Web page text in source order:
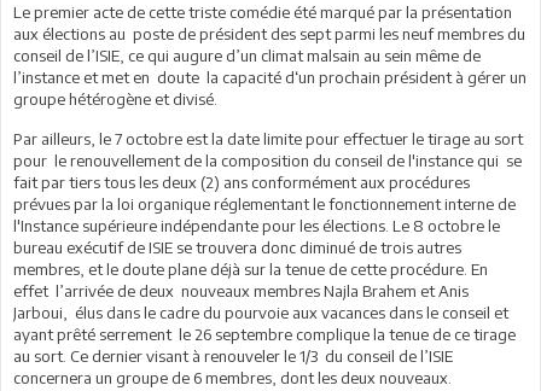
Le premier acte de cette triste comédie été marqué par la présentation
aux élections au poste de président des sept parmi les neuf membres du
conseil de l’ISIE, ce qui augure d’un climat malsain au sein même de
l’instance et met en doute la capacité d‘un prochain président à gérer un
groupe hétérogène et divisé.
Par ailleurs, le 7 octobre est la date limite pour effectuer le tirage au sort
pour le renouvellement de la composition du conseil de l'instance qui se
fait par tiers tous les deux (2) ans conformément aux procédures
prévues par la loi organique réglementant le fonctionnement interne de
l'Instance supérieure indépendante pour les élections. Le 8 octobre le
bureau exécutif de ISIE se trouvera donc diminué de trois autres
membres, et le doute plane déjà sur la tenue de cette procédure. En
effet l’arrivée de deux nouveaux membres Najla Brahem et Anis
Jarboui, élus dans le cadre du pourvoie aux vacances dans le conseil et
ayant prêté serrement le 26 septembre complique la tenue de ce tirage
au sort. Ce dernier visant à renouveler le 1/3 du conseil de l’ISIE
concernera un groupe de 6 membres, dont les deux nouveaux.